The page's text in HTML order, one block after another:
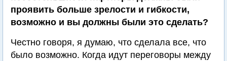
проявить больше зрелости и гибкости,
возможно и вы должны были это сделать?
Честно говоря, я думаю, что сделала все, что
было возможно. Когда идут переговоры между